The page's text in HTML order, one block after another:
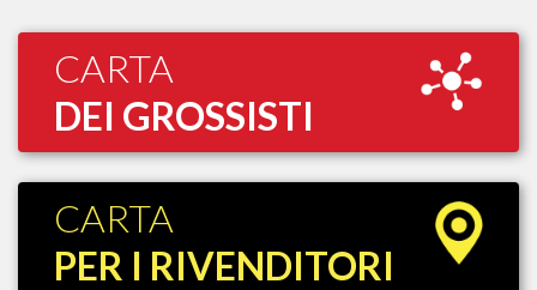
CARTA
DEI GROSSISTI
CARTA
PER I RIVENDITORI